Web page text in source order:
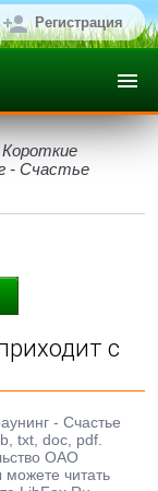
Регистрация
Короткие
- Счастье
с
- Счастье
txt, doc, pdf.
ОАО
можете читать